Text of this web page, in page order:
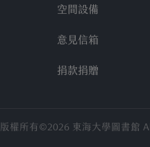
空間設備
意見信箱
捐款捐贈
版權所有©2026 東海大學圖書館